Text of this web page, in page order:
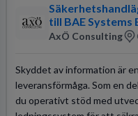
till BAE Systems
AxÖ Consulting
Skyddet av information är
leveransförmåga. Som en
du operativt stöd med